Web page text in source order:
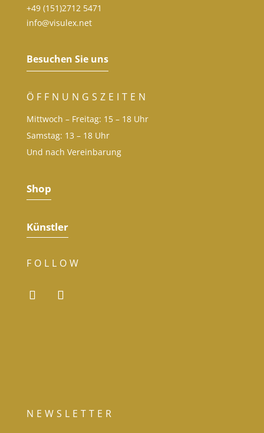
+49 (151)2712 5471
info@visulex.net
Besuchen Sie uns
ÖFFNUNGSZEITEN
Mittwoch – Freitag: 15 – 18 Uhr
Samstag: 13 – 18 Uhr
Und nach Vereinbarung
Shop
Künstler
FOLLOW
NEWSLETTER